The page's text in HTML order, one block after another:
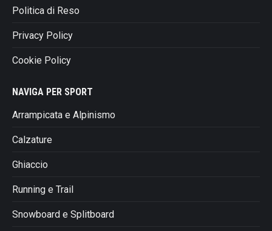
Politica di Reso
Privacy Policy
Cookie Policy
NAVIGA PER SPORT
Arrampicata e Alpinismo
Calzature
Ghiaccio
Running e Trail
Snowboard e Splitboard